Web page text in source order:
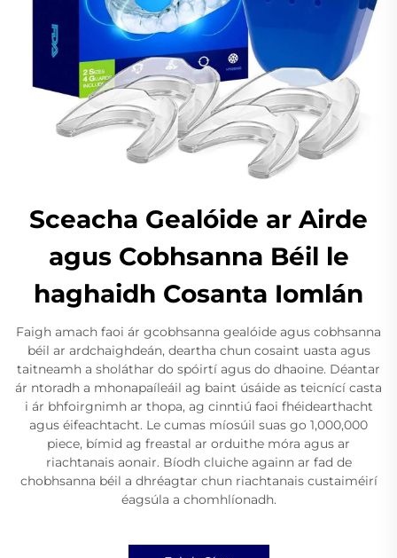
Sceacha Gealóide ar Airde
agus Cobhsanna Béil le
haghaidh Cosanta Iomlán
Faigh amach faoi ár gcobhsanna gealóide agus cobhsanna
béil ar ardchaighdeán, deartha chun cosaint uasta agus
taitneamh a sholáthar do spóirtí agus do dhaoine. Déantar
ár ntoradh a mhonapaíleáil ag baint úsáide as teicnící casta
i ár bhfoirgnimh ar thopa, ag cinntiú faoi fhéidearthacht
agus éifeachtacht. Le cumas míosúil suas go 1,000,000
piece, bímid ag freastal ar orduithe móra agus ar
riachtanais aonair. Bíodh cluiche againn ar fad de
chobhsanna béil a dhréagtar chun riachtanais custaiméirí
éagsúla a chomhlíonadh.